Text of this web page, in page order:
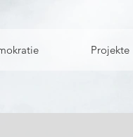
Projekte